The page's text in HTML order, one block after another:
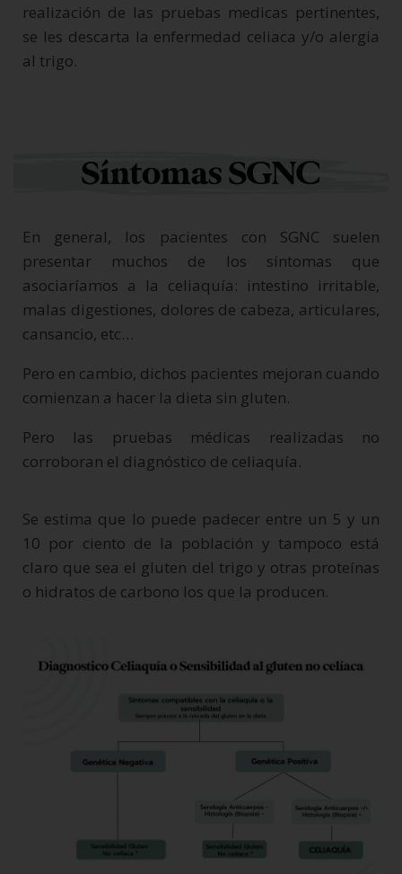
realización de las pruebas medicas pertinentes,
se les descarta la enfermedad celiaca y/o alergia
al trigo.
Síntomas SGNC
En general, los pacientes con SGNC suelen
presentar muchos de los síntomas que
asociaríamos a la celiaquía: intestino irritable,
malas digestiones, dolores de cabeza, articulares,
cansancio, etc…
Pero en cambio, dichos pacientes mejoran cuando
comienzan a hacer la dieta sin gluten.
Pero las pruebas médicas realizadas no
corroboran el diagnóstico de celiaquía.
Se estima que lo puede padecer entre un 5 y un
10 por ciento de la población y tampoco está
claro que sea el gluten del trigo y otras proteínas
o hidratos de carbono los que la producen.